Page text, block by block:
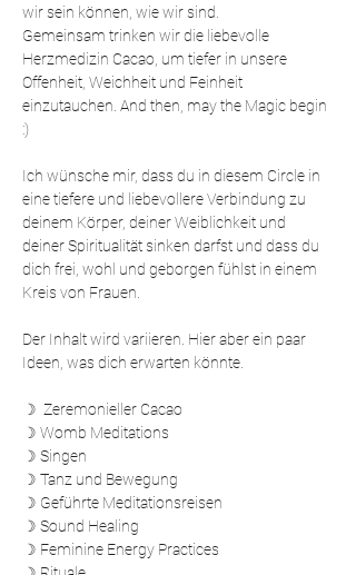
wir sein können, wie wir sind.
Gemeinsam trinken wir die liebevolle
Herzmedizin Cacao, um tiefer in unsere
Offenheit, Weichheit und Feinheit
einzutauchen. And then, may the Magic begin
:)
Ich wünsche mir, dass du in diesem Circle in
eine tiefere und liebevollere Verbindung zu
deinem Körper, deiner Weiblichkeit und
deiner Spiritualität sinken darfst und dass du
dich frei, wohl und geborgen fühlst in einem
Kreis von Frauen.
Der Inhalt wird variieren. Hier aber ein paar
Ideen, was dich erwarten könnte.
☽  Zeremonieller Cacao
☽ Womb Meditations
☽ Singen
☽ Tanz und Bewegung
☽ Geführte Meditationsreisen
☽ Sound Healing
☽ Feminine Energy Practices